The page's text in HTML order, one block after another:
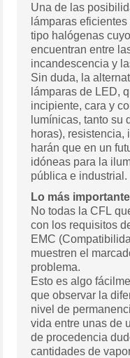
Una de las
lámparas
tipo halógenas
encuentran entre
incandescencia y
Sin duda, la
lámparas de LED,
incipiente, cara y
lumínicas, tanto su
horas), resistencia,
harán que en un
idóneas para la
pública e industrial.
Lo más importante
No todas la CFL
con los requisitos
EMC
muestren el
problema.
Esto es algo
que observar la
nivel de
vida entre unas de
de procedencia
cantidades de